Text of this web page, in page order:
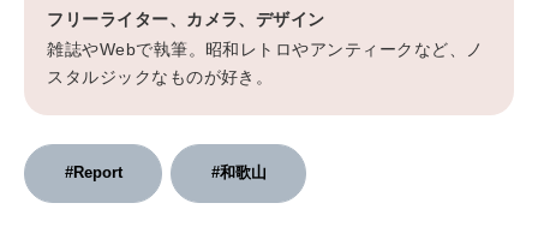
フリーライター、カメラ、デザイン
雑誌やWebで執筆。昭和レトロやアンティークなど、ノ
スタルジックなものが好き。
#Report #和歌山